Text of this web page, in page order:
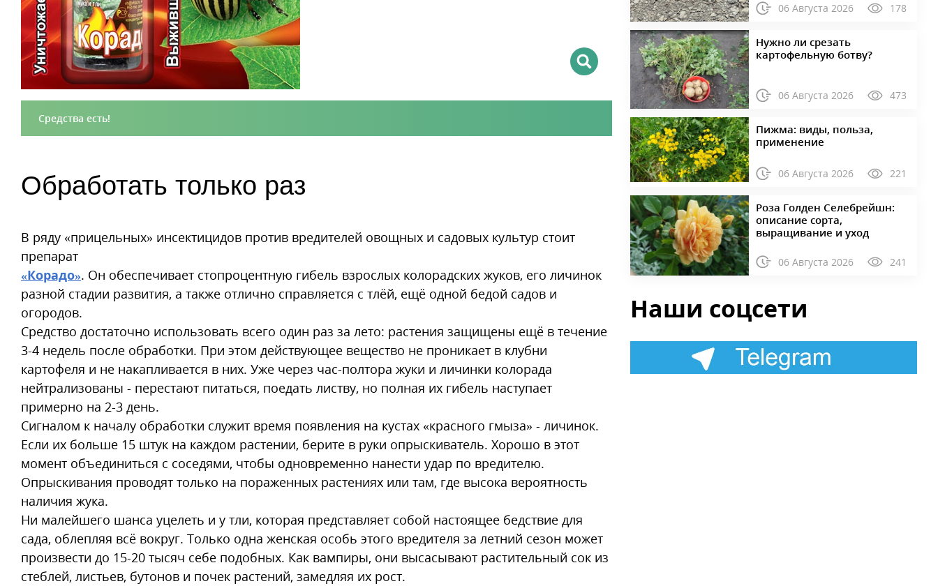
Средства есть!
Обработать только раз
В ряду «прицельных» инсектицидов против вредителей овощных и садовых культур стоит
препарат
«Корадо». Он обеспечивает стопроцентную гибель взрослых колорадских жуков, его личинок
разной стадии развития, а также отлично справляется с тлёй, ещё одной бедой садов и
огородов.
Средство достаточно использовать всего один раз за лето: растения защищены ещё в течение
3-4 недель после обработки. При этом действующее вещество не проникает в клубни
картофеля и не накапливается в них. Уже через час-полтора жуки и личинки колорада
нейтрализованы - перестают питаться, поедать листву, но полная их гибель наступает
примерно на 2-3 день.
Сигналом к началу обработки служит время появления на кустах «красного гмыза» - личинок.
Если их больше 15 штук на каждом растении, берите в руки опрыскиватель. Хорошо в этот
момент объединиться с соседями, чтобы одновременно нанести удар по вредителю.
Опрыскивания проводят только на пораженных растениях или там, где высока вероятность
наличия жука.
Ни малейшего шанса уцелеть и у тли, которая представляет собой настоящее бедствие для
сада, облепляя всё вокруг. Только одна женская особь этого вредителя за летний сезон может
произвести до 15-20 тысяч себе подобных. Как вампиры, они высасывают растительный сок из
стеблей, листьев, бутонов и почек растений, замедляя их рост.
06 Августа 2026 178
Нужно ли срезать
картофельную ботву?
06 Августа 2026 473
Пижма: виды, польза,
применение
06 Августа 2026 221
Роза Голден Селебрейшн:
описание сорта,
выращивание и уход
06 Августа 2026 241
Наши соцсети